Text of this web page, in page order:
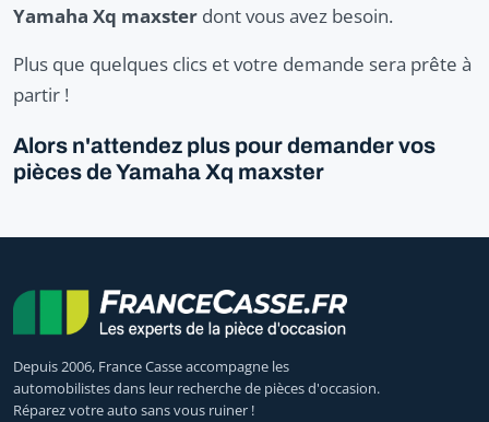
Yamaha Xq maxster dont vous avez besoin.
Plus que quelques clics et votre demande sera prête à
partir !
Alors n'attendez plus pour demander vos
pièces de Yamaha Xq maxster
Depuis 2006, France Casse accompagne les
automobilistes dans leur recherche de pièces d'occasion.
Réparez votre auto sans vous ruiner !